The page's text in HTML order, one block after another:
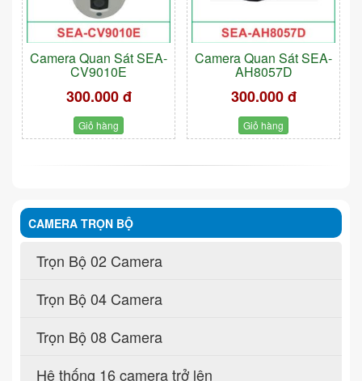
Camera Quan Sát SEA-
CV9010E
300.000 đ
Giỏ hàng
Camera Quan Sát SEA-
AH8057D
300.000 đ
Giỏ hàng
CAMERA TRỌN BỘ
Trọn Bộ 02 Camera
Trọn Bộ 04 Camera
Trọn Bộ 08 Camera
Hệ thống 16 camera trở lên